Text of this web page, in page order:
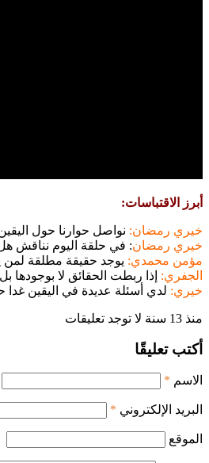
أبرز الاقتباسات:
خيري رمضان: نواصل حوارنا حول
خيري رمضان: في حلقة اليوم نناقش
مؤمن محمدي: يوجد حقيقة مطلقة لمن
الجفري: إذا ربطت الحقائق لا بوجودها
خيري: لدي أسئلة عديدة في اليقين غدا
منذ 13 سنة لا توجد تعليقات
أكتب تعليقًا
الاسم *
البريد الإلكتروني *
الموقع